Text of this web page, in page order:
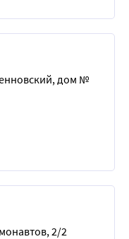
дом №
2/2